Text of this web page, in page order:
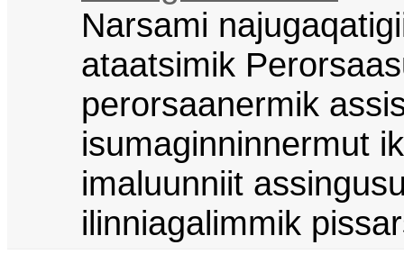
Narsami
ataatsimik
perorsaanermik
isumaginninnermut
imaluunniit
ilinniagalimmik